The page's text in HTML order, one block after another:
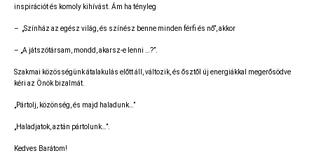
inspirációt és komoly kihívást. Ám ha tényleg
– „Színház az egész világ, és színész benne minden férfi és nő”, akkor
– „A játszótársam, mondd, akarsz-e lenni …?”.
Szakmai közösségünk átalakulás előtt áll, változik, és ősztől új energiákkal megerősödve
kéri az Önök bizalmát.
„Pártolj, közönség, és majd haladunk…”
„Haladjatok, aztán pártolunk…”.
Kedves Barátom!